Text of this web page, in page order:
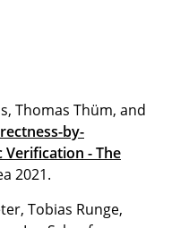
Thomas Thüm, and
by-
- The
2021.
Tobias Runge,